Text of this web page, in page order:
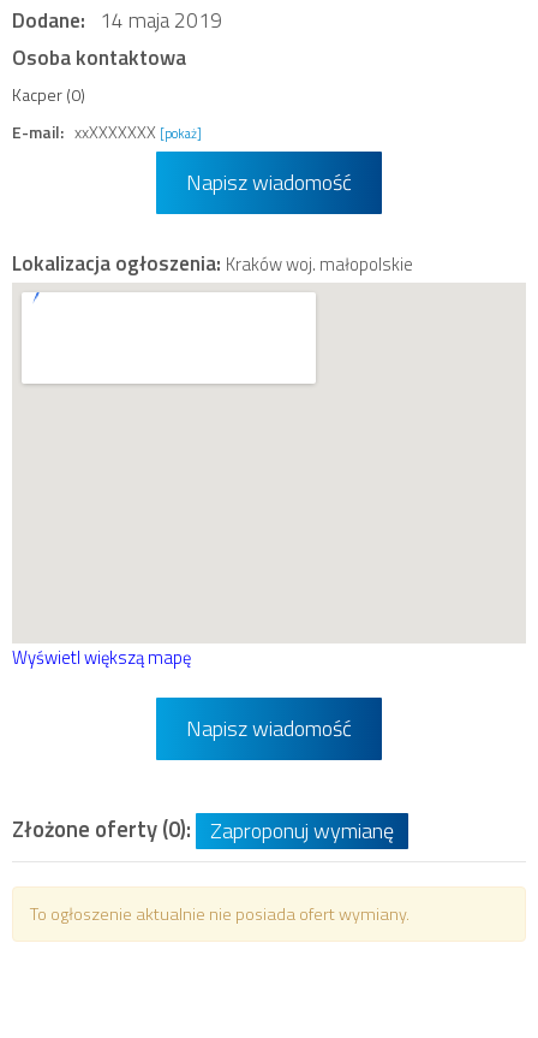
Dodane: 14 maja 2019
Osoba kontaktowa
Kacper (0)
E-mail: xxXXXXXXX [pokaż]
Napisz wiadomość
Lokalizacja ogłoszenia: Kraków woj. małopolskie
Wyświetl większą mapę
Napisz wiadomość
Złożone oferty (0): Zaproponuj wymianę
To ogłoszenie aktualnie nie posiada ofert wymiany.